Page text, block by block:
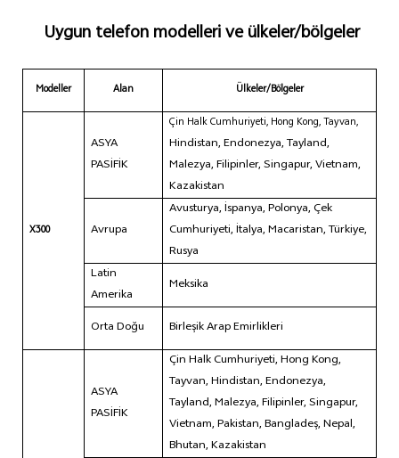
Uygun telefon modelleri ve ülkeler/bölgeler
Modeller Alan Ülkeler/Bölgeler
X300
ASYA
PASİFİK
Çin Halk Cumhuriyeti, Hong Kong, Tayvan,
Hindistan, Endonezya, Tayland,
Malezya, Filipinler, Singapur, Vietnam,
Kazakistan
Avrupa
Avusturya, İspanya, Polonya, Çek
Cumhuriyeti, İtalya, Macaristan, Türkiye,
Rusya
Latin
Amerika
Meksika
Orta Doğu Birleşik Arap Emirlikleri
ASYA
PASİFİK
Çin Halk Cumhuriyeti, Hong Kong,
Tayvan, Hindistan, Endonezya,
Tayland, Malezya, Filipinler, Singapur,
Vietnam, Pakistan, Bangladeş, Nepal,
Bhutan, Kazakistan